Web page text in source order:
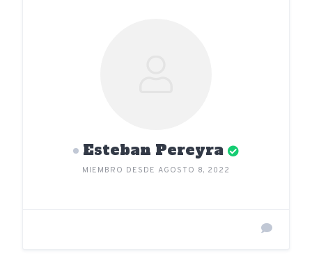
Esteban Pereyra
MIEMBRO DESDE AGOSTO 8, 2022